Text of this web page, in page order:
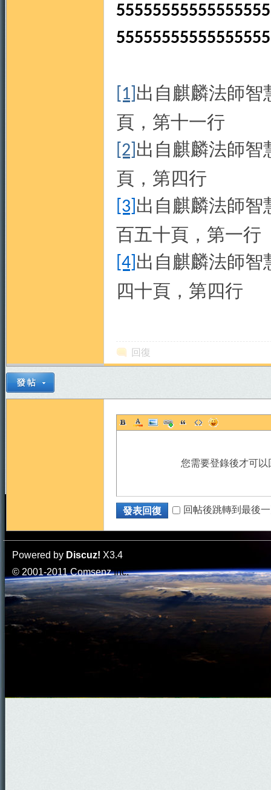
[1] 出自麒麟法師智
頁，第十一行
[2] 出自麒麟法師智
頁，第四行
[3] 出自麒麟法師智
百五十頁，第一行
[4] 出自麒麟法師智
四十頁，第四行
回復
您需要登錄後才可
發表回復 回帖後跳轉到最後
Powered by Discuz! X3.4
© 2001-2011ComsenzInc.